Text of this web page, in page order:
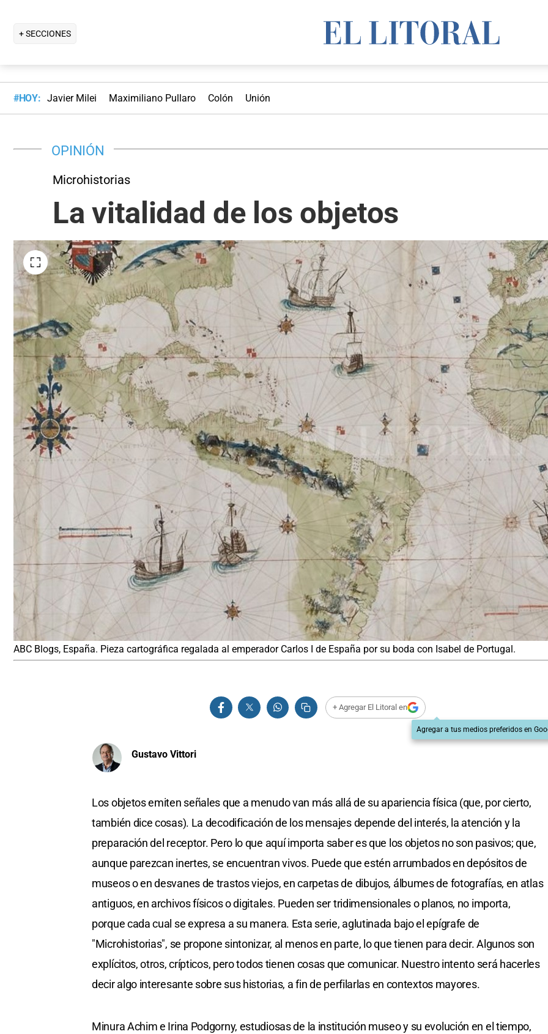
+ SECCIONES
#HOY: Javier Milei Maximiliano Pullaro Colón Unión
OPINIÓN
Microhistorias
La vitalidad de los objetos
ABC Blogs, España. Pieza cartográfica regalada al emperador Carlos I de España por su boda con Isabel de Portugal.
+ Agregar El Litoral en
Agregar a tus medios preferidos en
Gustavo Vittori
Los objetos emiten señales que a menudo van más allá de su apariencia física (que, por cierto,
también dice cosas). La decodificación de los mensajes depende del interés, la atención y la
preparación del receptor. Pero lo que aquí importa saber es que los objetos no son pasivos; que,
aunque parezcan inertes, se encuentran vivos. Puede que estén arrumbados en depósitos de
museos o en desvanes de trastos viejos, en carpetas de dibujos, álbumes de fotografías, en atlas
antiguos, en archivos físicos o digitales. Pueden ser tridimensionales o planos, no importa,
porque cada cual se expresa a su manera. Esta serie, aglutinada bajo el epígrafe de
"Microhistorias", se propone sintonizar, al menos en parte, lo que tienen para decir. Algunos son
explícitos, otros, crípticos, pero todos tienen cosas que comunicar. Nuestro intento será hacerles
decir algo interesante sobre sus historias, a fin de perfilarlas en contextos mayores.
Minura Achim e Irina Podgorny, estudiosas de la institución museo y su evolución en el tiempo,